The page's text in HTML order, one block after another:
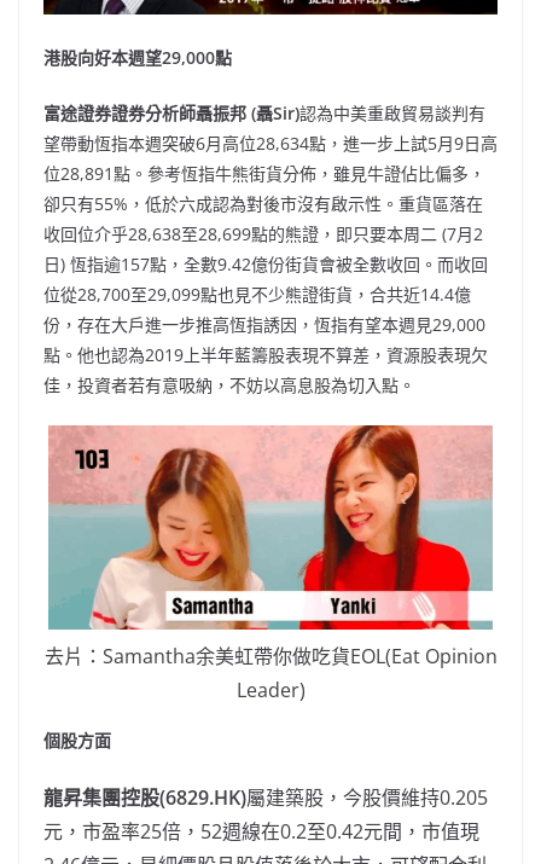
港股向好本週望29,000點
富途證券證券分析師聶振邦 (聶Sir)認為中美重啟貿易談判有
望帶動恆指本週突破6月高位28,634點，進一步上試5月9日高
位28,891點。參考恆指牛熊街貨分佈，雖見牛證佔比偏多，
卻只有55%，低於六成認為對後市沒有啟示性。重貨區落在
收回位介乎28,638至28,699點的熊證，即只要本周二 (7月2
日) 恆指逾157點，全數9.42億份街貨會被全數收回。而收回
位從28,700至29,099點也見不少熊證街貨，合共近14.4億
份，存在大戶進一步推高恆指誘因，恆指有望本週見29,000
點。他也認為2019上半年藍籌股表現不算差，資源股表現欠
佳，投資者若有意吸納，不妨以高息股為切入點。
去片：Samantha余美虹帶你做吃貨EOL(Eat Opinion
Leader)
個股方面
龍昇集團控股(6829.HK)屬建築股，今股價維持0.205
元，市盈率25倍， 52週線在0.2至0.42元間，市值現